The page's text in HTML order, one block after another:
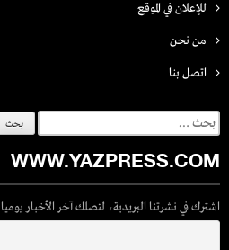
للإعلان في الموقع
من نحن
اتصل بنـا
البحث
عن:
WWW.YAZPRESS.COM
اشترك في نشرتنا البريدية، لتصلك آخر الأخبار يوميا